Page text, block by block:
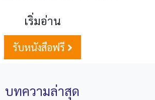
เริ่มอ่าน
รับหนังสือฟรี
บทความล่าสุด